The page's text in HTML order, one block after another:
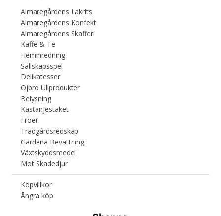
Almaregårdens Lakrits
Almaregårdens Konfekt
Almaregårdens Skafferi
Kaffe & Te
Heminredning
Sällskapsspel
Delikatesser
Öjbro Ullprodukter
Belysning
Kastanjestaket
Fröer
Trädgårdsredskap
Gardena Bevattning
Växtskyddsmedel
Mot Skadedjur
Köpvillkor
Ångra köp